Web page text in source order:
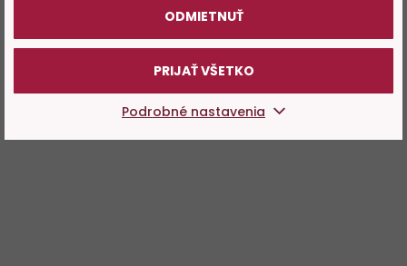
ODMIETNUŤ
PRIJAŤ VŠETKO
Podrobné nastavenia